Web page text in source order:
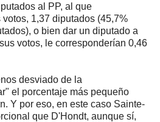
al PP, al que
1,37 diputados (45,7%
o bien dar un diputado a
votos, le corresponderían 0,46
desviado de la
el porcentaje más pequeño
Y por eso, en este caso Sainte-
que D'Hondt, aunque sí,